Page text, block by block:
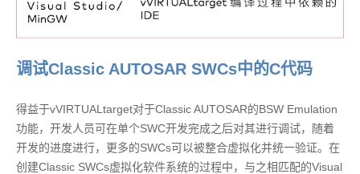
调试Classic AUTOSAR SWCs中的C代码
得益于vVIRTUALtarget对于Classic AUTOSAR的BSW Emulation
功能，开发人员可在单个SWC开发完成之后对其进行调试，随着
开发的进度进行，更多的SWCs可以被整合虚拟化并统一验证。在
创建Classic SWCs虚拟化软件系统的过程中，与之相匹配的Visual